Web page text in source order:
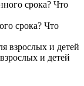
срока? Что
и детей